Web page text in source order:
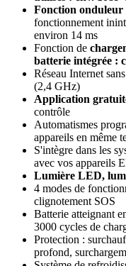
Fonction onduleur
fonctionnement
environ 14 ms
Fonction de
batterie intégrée :
Réseau Internet
(2,4 GHz)
Application
contrôle
Automatismes
appareils en même
S'intègre dans les
avec vos appareils
Lumière LED,
4 modes de
clignotement SOS
Batterie atteignant
3000 cycles de
Protection :
profond,